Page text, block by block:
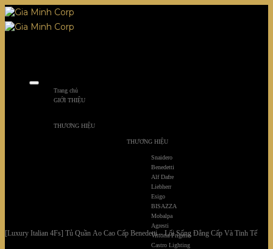
Skip
to
content
Trang chủ
GIỚI THIỆU
THƯƠNG HIỆU
THƯƠNG HIỆU
Snaidero
Benedetti
Alf Dafre
Liebherr
Esigo
BISAZZA
Mobalpa
Agresti
Vittoria Frigerio
Castro Lighting
[Luxury Italian 4Fs] Tủ Quần Áo Cao Cấp Benedetti – Lối Sống Đẳng Cấp Và Tinh Tế